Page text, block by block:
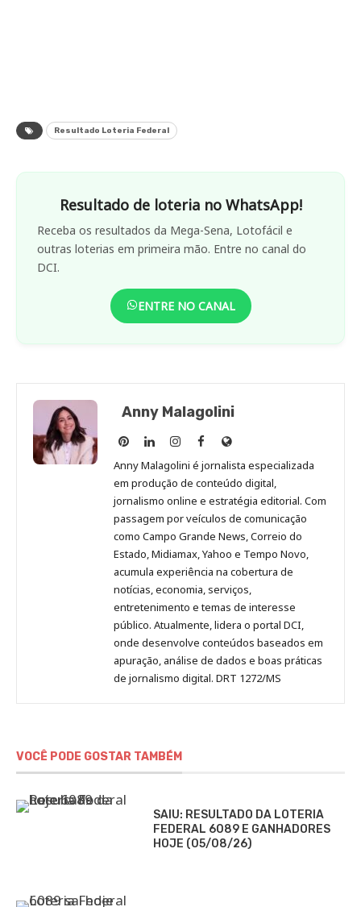
Resultado Loteria Federal
Resultado de loteria no WhatsApp!
Receba os resultados da Mega-Sena, Lotofácil e
outras loterias em primeira mão. Entre no canal do
DCI.
ENTRE NO CANAL
Anny Malagolini
Anny
Malagolini
no
Pinterest
Anny
Malagolini
no
LinkedIn
Anny
Malagolini
no
Instagram
Anny
Malagolini
no
Facebook
Site
de
Anny
Malagolini
Anny Malagolini é jornalista especializada
em produção de conteúdo digital,
jornalismo online e estratégia editorial. Com
passagem por veículos de comunicação
como Campo Grande News, Correio do
Estado, Midiamax, Yahoo e Tempo Novo,
acumula experiência na cobertura de
notícias, economia, serviços,
entretenimento e temas de interesse
público. Atualmente, lidera o portal DCI,
onde desenvolve conteúdos baseados em
apuração, análise de dados e boas práticas
de jornalismo digital. DRT 1272/MS
VOCÊ PODE GOSTAR TAMBÉM
SAIU: RESULTADO DA LOTERIA
FEDERAL 6089 E GANHADORES
HOJE (05/08/26)